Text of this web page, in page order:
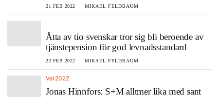
21 FEB 2022 MIKAEL FELDBAUM
Åtta av tio svenskar tror sig bli beroende av
tjänstepension för god levnadsstandard
22 FEB 2022 MIKAEL FELDBAUM
Val 2022
Jonas Hinnfors: S+M alltmer lika med sant